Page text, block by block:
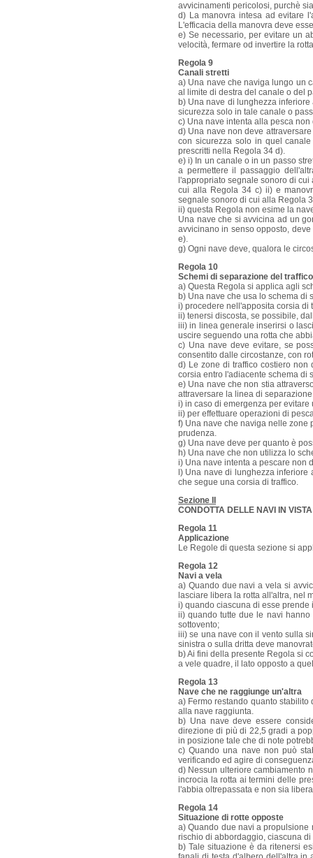
avvicinamenti pericolosi, purchè
d) La manovra intesa ad evitare
L'efficacia della manovra deve
e) Se necessario, per evitare un
velocità, fermare od invertire la
Regola 9
Canali stretti
a) Una nave che naviga lungo un
al limite di destra del canale o del
b) Una nave di lunghezza
sicurezza solo in tale canale o
c) Una nave intenta alla pesca
d) Una nave non deve
con sicurezza solo in quel
prescritti nella Regola 34 d).
e) i) In un canale o in un passo
a permettere il passaggio
l'appropriato segnale sonoro di
cui alla Regola 34 c) ii) e
segnale sonoro di cui alla Regola
ii) questa Regola non esime la
Una nave che si avvicina ad un
avvicinano in senso opposto,
e).
g) Ogni nave deve, qualora le
Regola 10
Schemi di separazione del traffico
a) Questa Regola si applica agli
b) Una nave che usa lo schema di
i) procedere nell'apposita corsia di
ii) tenersi discosta, se possibile,
iii) in linea generale inserirsi o
uscire seguendo una rotta che
c) Una nave deve evitare, se
consentito dalle circostanze, con
d) Le zone di traffico costiero
corsia entro l'adiacente schema di
e) Una nave che non stia
attraversare la linea di
i) in caso di emergenza per
ii) per effettuare operazioni di
f) Una nave che naviga nelle zone
prudenza.
g) Una nave deve per quanto è
h) Una nave che non utilizza lo
i) Una nave intenta a pescare non
l) Una nave di lunghezza
che segue una corsia di traffico.
Sezione II
CONDOTTA DELLE NAVI IN
Regola 11
Applicazione
Le Regole di questa sezione si
Regola 12
Navi a vela
a) Quando due navi a vela si
lasciare libera la rotta all'altra, nel
i) quando ciascuna di esse
ii) quando tutte due le navi
sottovento;
iii) se una nave con il vento sulla
sinistra o sulla dritta deve
b) Ai fini della presente Regola si
a vele quadre, il lato opposto a
Regola 13
Nave che ne raggiunge un'altra
a) Fermo restando quanto
alla nave raggiunta.
b) Una nave deve essere
direzione di più di 22,5 gradi a
in posizione tale che di note
c) Quando una nave non può
verificando ed agire di
d) Nessun ulteriore cambiamento
incrocia la rotta ai termini delle
l'abbia oltrepassata e non sia
Regola 14
Situazione di rotte opposte
a) Quando due navi a propulsione
rischio di abbordaggio, ciascuna
b) Tale situazione è da ritenersi